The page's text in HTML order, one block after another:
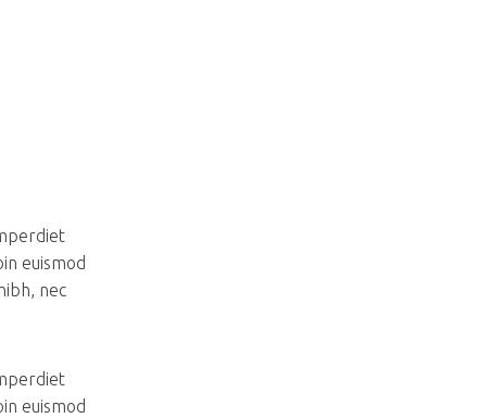
euismod
nec
euismod